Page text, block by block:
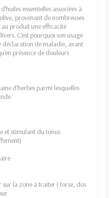
essentielles associées à
provenant de nombreuses
au produit une efficacité
C'est pourquoi son usage
déclaration de maladie, avant
présence de douleurs
d'herbes parmi lesquelles
et stimulant du tonus
sur la zone à traiter ( torse, dos